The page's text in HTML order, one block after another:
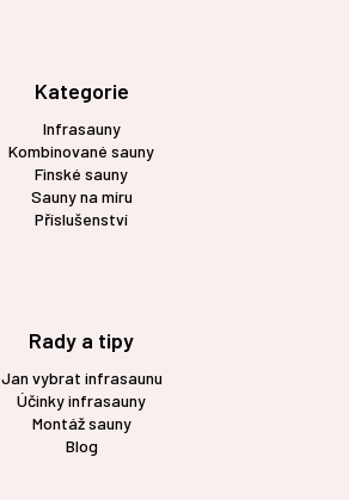
Kategorie
Infrasauny
Kombinované sauny
Finské sauny
Sauny na míru
Příslušenství
Rady a tipy
Jan vybrat infrasaunu
Účinky infrasauny
Montáž sauny
Blog